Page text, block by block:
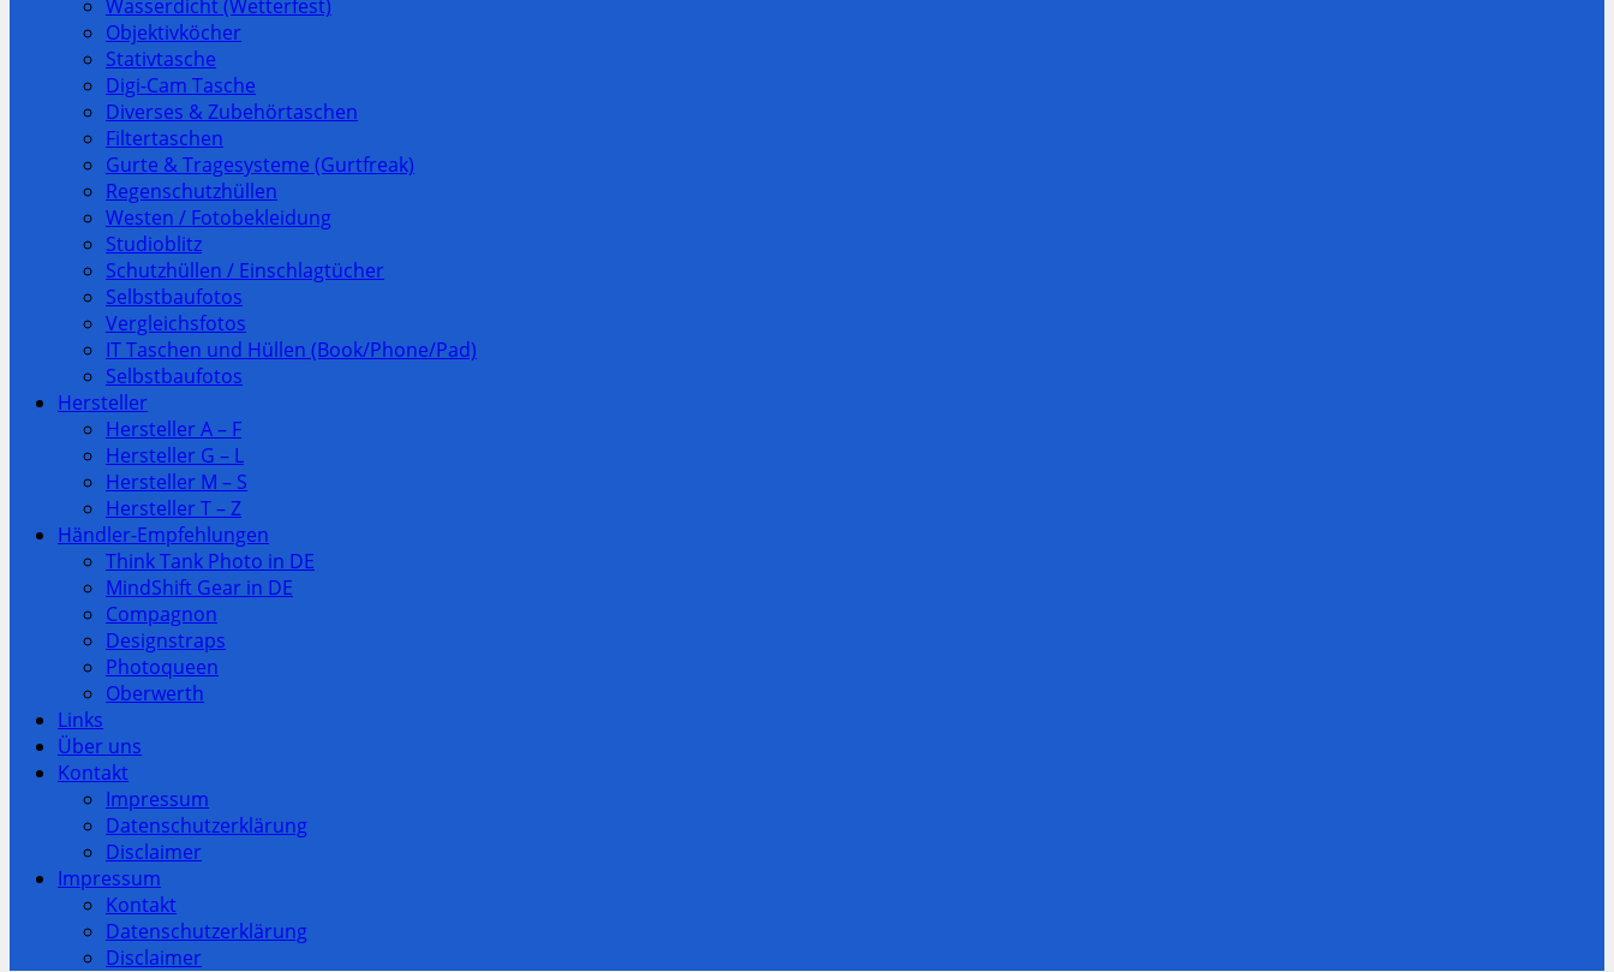
Wasserdicht (Wetterfest)
Objektivköcher
Stativtasche
Digi-Cam Tasche
Diverses & Zubehörtaschen
Filtertaschen
Gurte & Tragesysteme (Gurtfreak)
Regenschutzhüllen
Westen / Fotobekleidung
Studioblitz
Schutzhüllen / Einschlagtücher
Selbstbaufotos
Vergleichsfotos
IT Taschen und Hüllen (Book/Phone/Pad)
Selbstbaufotos
Hersteller
Hersteller A – F
Hersteller G – L
Hersteller M – S
Hersteller T – Z
Händler-Empfehlungen
Think Tank Photo in DE
MindShift Gear in DE
Compagnon
Designstraps
Photoqueen
Oberwerth
Links
Über uns
Kontakt
Impressum
Datenschutzerklärung
Disclaimer
Impressum
Kontakt
Datenschutzerklärung
Disclaimer